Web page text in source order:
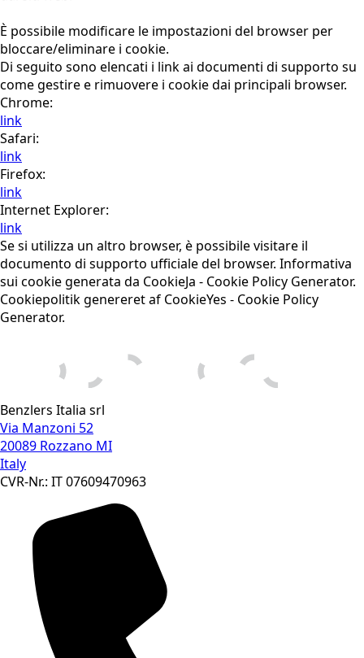
È possibile modificare le impostazioni del browser per
bloccare/eliminare i cookie.
Di seguito sono elencati i link ai documenti di supporto su
come gestire e rimuovere i cookie dai principali browser.
Chrome:
link
Safari:
link
Firefox:
link
Internet Explorer:
link
Se si utilizza un altro browser, è possibile visitare il
documento di supporto ufficiale del browser. Informativa
sui cookie generata da CookieJa - Cookie Policy Generator.
Cookiepolitik genereret af CookieYes - Cookie Policy
Generator.
Benzlers Italia srl
Via Manzoni 52
20089 Rozzano MI
Italy
CVR-Nr.: IT 07609470963